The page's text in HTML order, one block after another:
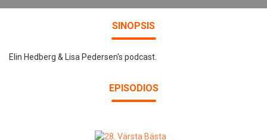
SINOPSIS
Elin Hedberg & Lisa Pedersen's podcast.
EPISODIOS